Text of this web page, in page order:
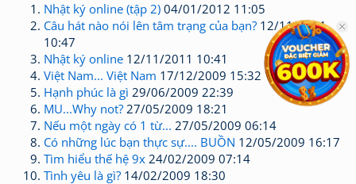
Nhật ký online (tập 2) 04/01/2012 11:05
Câu hát nào nói lên tâm trạng của bạn? 12/11/2011
10:47
Nhật ký online 12/11/2011 10:41
Việt Nam... Việt Nam 17/12/2009 15:32
Hạnh phúc là gì 29/06/2009 22:39
MU...Why not? 27/05/2009 18:21
Nếu một ngày có 1 từ... 27/05/2009 06:14
Có những lúc bạn thực sự.... BUỒN 12/05/2009 16:17
Tìm hiểu thế hệ 9x 24/02/2009 07:14
Tình yêu là gì? 14/02/2009 18:30